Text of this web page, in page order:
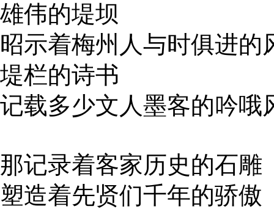
雄伟的堤坝
昭示着梅州人与时俱进的
堤栏的诗书
记载多少文人墨客的吟哦
那记录着客家历史的石雕
塑造着先贤们千年的骄傲